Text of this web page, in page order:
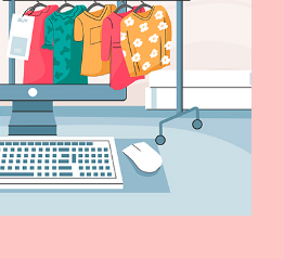
пострадала
при
взрыве
в
Монако